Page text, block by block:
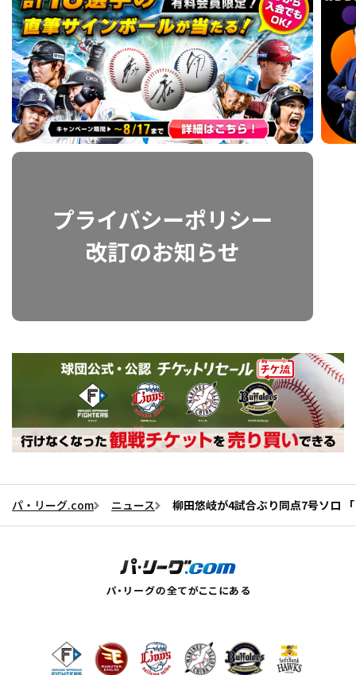
パ・リーグ.com ニュース 柳田悠岐が4試合ぶり同点7号ソロ